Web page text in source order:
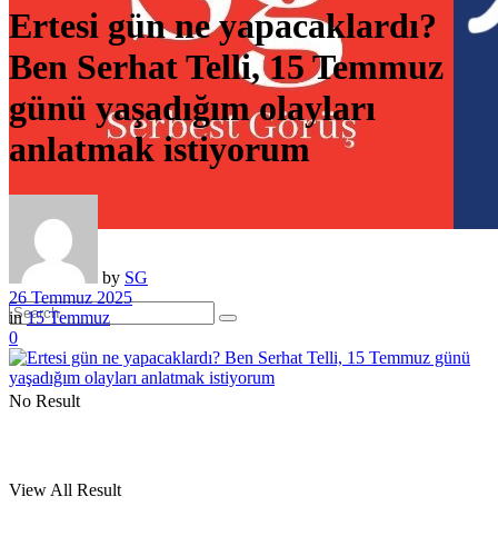
No Result
View All Result
Ertesi gün ne yapacaklardı?
Ben Serhat Telli, 15 Temmuz
günü yaşadığım olayları
anlatmak istiyorum
by SG
26 Temmuz 2025
in 15 Temmuz
0